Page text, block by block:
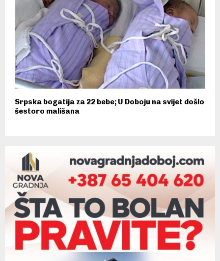
Srpska bogatija za 22 bebe; U Doboju na svijet došlo
šestoro mališana